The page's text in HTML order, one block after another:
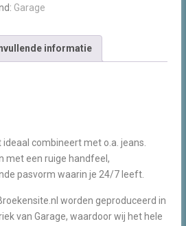
Garage
informatie
combineert met o.a. jeans.
met een ruige handfeel,
pasvorm waarin je 24/7 leeft.
worden geproduceerd in
van Garage, waardoor wij het hele